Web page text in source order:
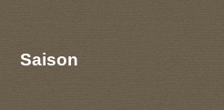
Saison